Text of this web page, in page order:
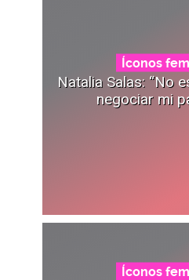
Íconos
Natalia Salas: “No
negociar mi
Íconos